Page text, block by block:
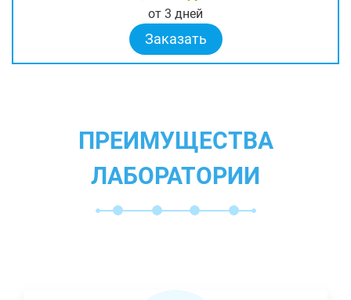
от 3 дней
Заказать
ПРЕИМУЩЕСТВА
ЛАБОРАТОРИИ